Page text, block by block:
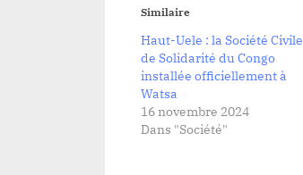
Similaire
Haut-Uele : la Société Civile
de Solidarité du Congo
installée officiellement à
Watsa
16 novembre 2024
Dans "Société"